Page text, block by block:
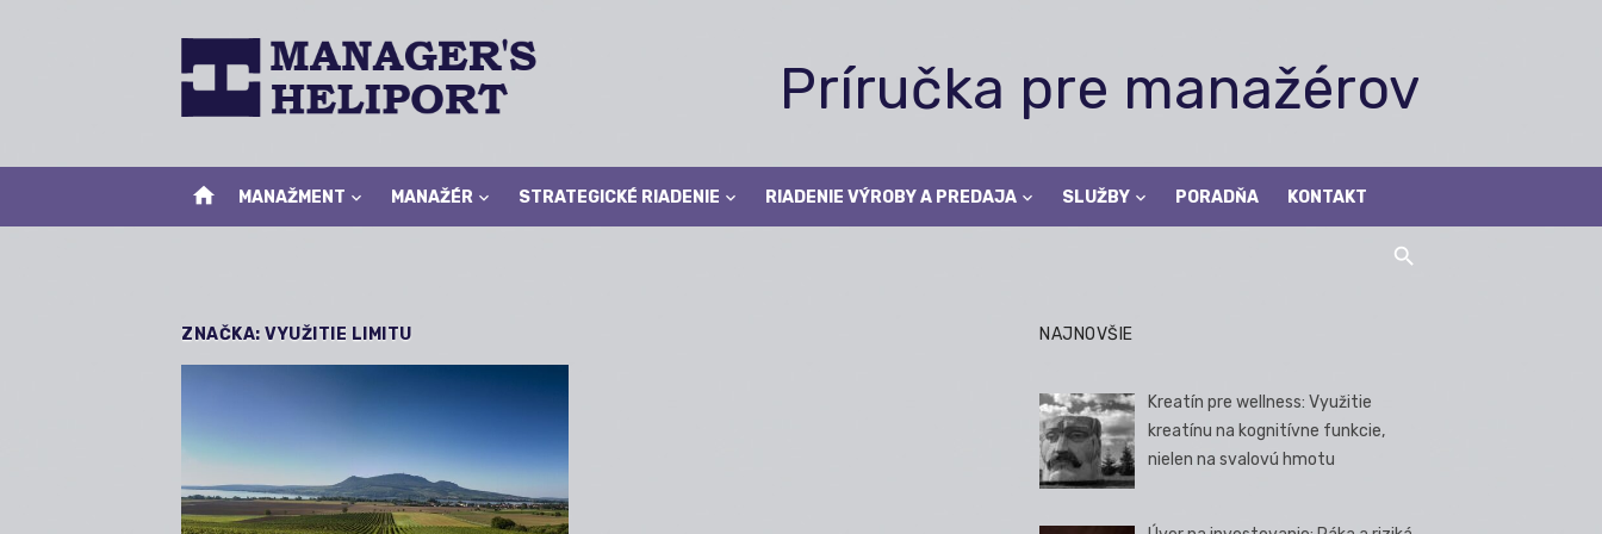
Príručka pre manažérov
home MANAŽMENT MANAŽÉR STRATEGICKÉ RIADENIE RIADENIE VÝROBY A PREDAJA SLUŽBY PORADŇA KONTAKT
ZNAČKA: VYUŽITIE LIMITU NAJNOVŠIE
Kreatín pre wellness: Využitie
kreatínu na kognitívne funkcie,
nielen na svalovú hmotu